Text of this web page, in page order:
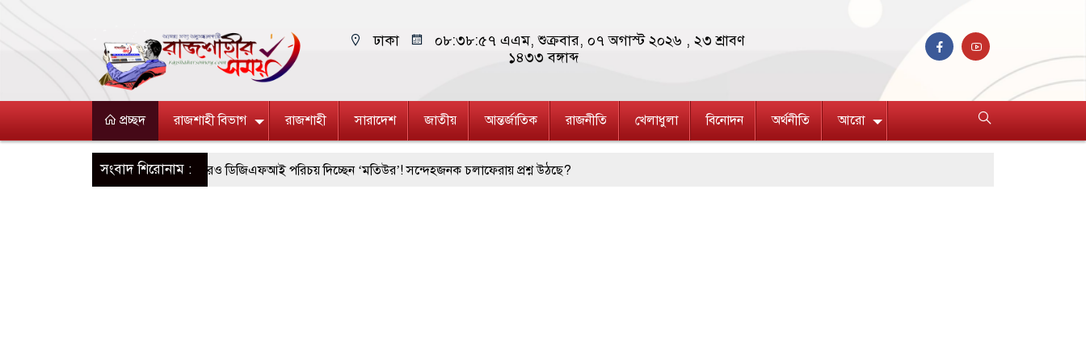
ঢাকা ০৮:৩৮:৫৮ এএম, শুক্রবার, ০৭ অগাস্ট ২০২৬ , ২৩ শ্রাবণ
১৪৩৩ বঙ্গাব্দ
প্রচ্ছদ রাজশাহী বিভাগ রাজশাহী সারাদেশ জাতীয় আন্তর্জাতিক রাজনীতি খেলাধুলা বিনোদন অর্থনীতি আরো
সংবাদ শিরোনাম :
পরিচয়ে দুইজন আটক, আবারও ডিজিএফআই পরিচয় দিচ্ছেন ‘মতিউর’! সন্দেহজনক চলাফেরায় প্রশ্ন উঠছে?